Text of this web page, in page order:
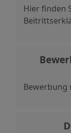
Hier finden
Bewerbung